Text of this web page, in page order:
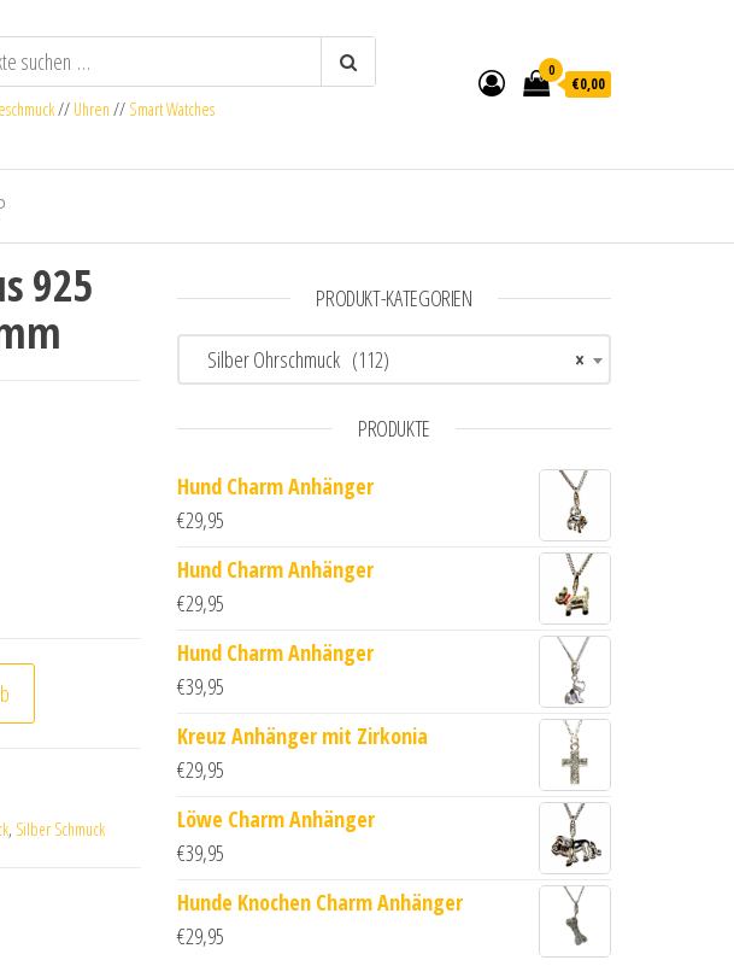
// Uhren // Smart Watches
0
€0,00
925
Silber 70 mm Menge
, Silber Schmuck
PRODUKT-KATEGORIEN
×
Silber Ohrschmuck (112)
PRODUKTE
Hund Charm Anhänger
€29,95
Hund Charm Anhänger
€29,95
Hund Charm Anhänger
€39,95
Kreuz Anhänger mit Zirkonia
€29,95
Löwe Charm Anhänger
€39,95
Hunde Knochen Charm Anhänger
€29,95